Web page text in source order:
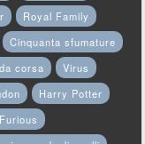
Royal Family
Cinquanta sfumature
corsa
Virus
Harry Potter